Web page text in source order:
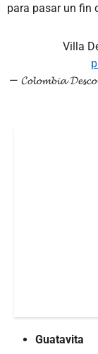
para pasar un fin
Villa
— 𝓒𝓸𝓵𝓸𝓶𝓫𝓲𝓪
Guatavita